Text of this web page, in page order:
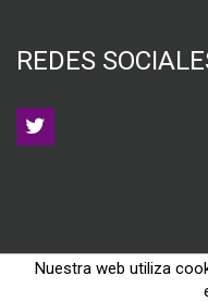
REDES
Nuestra web utiliza